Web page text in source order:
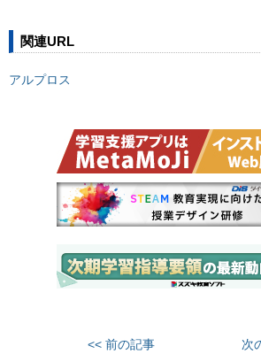
関連URL
アルプロス
<< 前の記事 次